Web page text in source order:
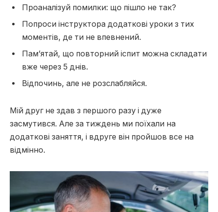
Проаналізуй помилки: що пішло не так?
Попроси інструктора додаткові уроки з тих
моментів, де ти не впевнений.
Пам’ятай, що повторний іспит можна складати
вже через 5 днів.
Відпочинь, але не розслабляйся.
Мій друг не здав з першого разу і дуже
засмутився. Але за тиждень ми поїхали на
додаткові заняття, і вдруге він пройшов все на
відмінно.